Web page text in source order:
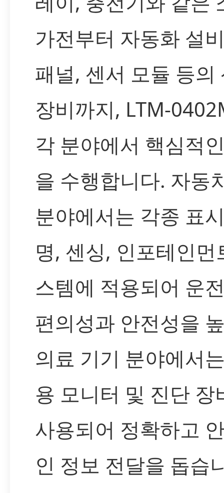
가전부터 자동화 설
패널, 센서 모듈 등의
장비까지, LTM-
각 분야에서 핵심적
을 수행합니다. 자동
분야에서는 각종 표
명, 센싱, 인포테인먼
스템에 적용되어 운
편의성과 안전성을
의료 기기 분야에서
용 모니터 및 진단 장
사용되어 정확하고
인 정보 전달을 돕습